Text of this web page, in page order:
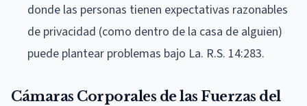
donde las personas tienen expectativas razonables
de privacidad (como dentro de la casa de alguien)
puede plantear problemas bajo La. R.S. 14:283.
Cámaras Corporales de las Fuerzas del